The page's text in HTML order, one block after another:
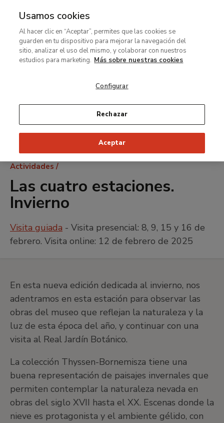
MENÚ
contenido
principal
Ruta
de
navegación
Actividades
Las cuatro estaciones.
Invierno
Visita guiada - Visita presencial: 8, 9, 15 y 16 de
febrero. Visita online: 12 de febrero de 2025
En esta nueva edición dedicada al invierno, nos
adentramos en esta estación para observar las
obras del museo que reflejan la naturaleza y la
luz de esta época del año, y continuar con una
visita al Real Jardín Botánico.
La colección Thyssen-Bornemisza tiene una
buena representación de paisajes invernales que
permiten contemplar la naturaleza nevada en
obras del siglo XVII hasta el XX. Escenas donde la
nieve es protagonista y el ambiente gélido, con
Usamos cookies
Al hacer clic en “Aceptar”, permites que las cookies se
guarden en tu dispositivo para mejorar la navegación del
sitio, analizar el uso del mismo, y colaborar con nuestros
estudios para marketing. Más sobre nuestras cookies
Configurar
Rechazar
Aceptar